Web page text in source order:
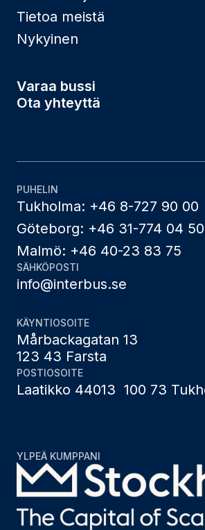
Tietoa meistä
Nykyinen
Varaa bussi
Ota yhteyttä
YLPEÄ KUMPPANI
PUHELIN
Tukholma: +46 8-727 90 00
Göteborg: +46 31-774 04 50
Malmö: +46 40-23 83 75
SÄHKÖPOSTI
info@interbus.se
KÄYNTIOSOITE
Mårbackagatan 13
123 43 Farsta
POSTIOSOITE
Laatikko 44013 100 73